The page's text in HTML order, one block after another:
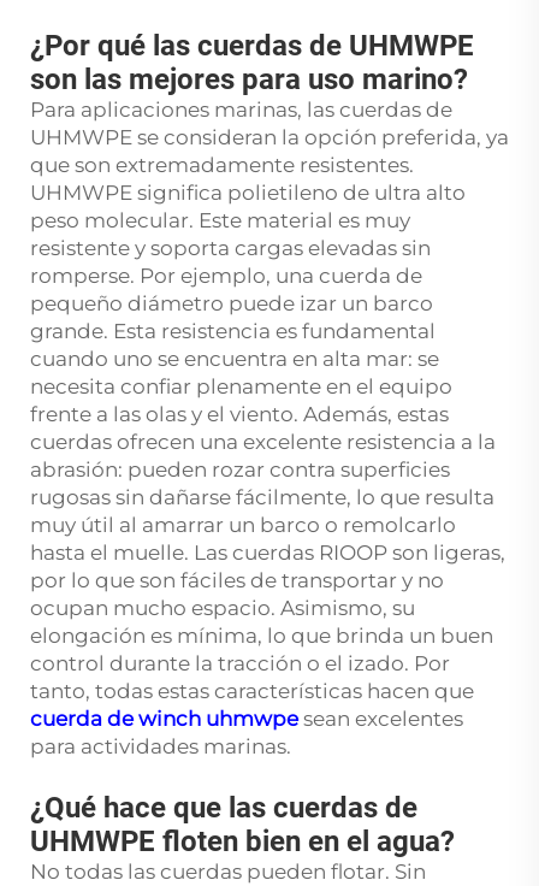
¿Por qué las cuerdas de UHMWPE
son las mejores para uso marino?
Para aplicaciones marinas, las cuerdas de
UHMWPE se consideran la opción preferida, ya
que son extremadamente resistentes.
UHMWPE significa polietileno de ultra alto
peso molecular. Este material es muy
resistente y soporta cargas elevadas sin
romperse. Por ejemplo, una cuerda de
pequeño diámetro puede izar un barco
grande. Esta resistencia es fundamental
cuando uno se encuentra en alta mar: se
necesita confiar plenamente en el equipo
frente a las olas y el viento. Además, estas
cuerdas ofrecen una excelente resistencia a la
abrasión: pueden rozar contra superficies
rugosas sin dañarse fácilmente, lo que resulta
muy útil al amarrar un barco o remolcarlo
hasta el muelle. Las cuerdas RIOOP son ligeras,
por lo que son fáciles de transportar y no
ocupan mucho espacio. Asimismo, su
elongación es mínima, lo que brinda un buen
control durante la tracción o el izado. Por
tanto, todas estas características hacen que
cuerda de winch uhmwpesean excelentes
para actividades marinas.
¿Qué hace que las cuerdas de
UHMWPE floten bien en el agua?
No todas las cuerdas pueden flotar. Sin